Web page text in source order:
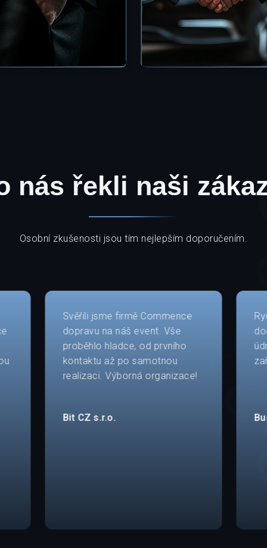
nás řekli naši
Osobní zkušenosti jsou tím nejlepším doporučením.
Svěřili jsme firmě Commence
dopravu na náš event. Vše
proběhlo hladce, od prvního
kontaktu až po samotnou
realizaci. Výborná organizace!
Bit CZ s.r.o.